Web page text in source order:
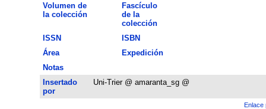
Volumen de
la colección
Fascículo
de la
colección
ISSN
ISBN
Área
Expedición
Notas
Insertado
por
Uni-Trier @ amaranta_sg @
Enlace